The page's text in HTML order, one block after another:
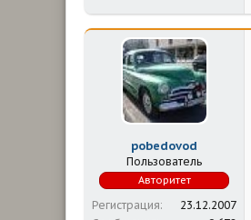
pobedovod
Пользователь
Авторитет
Регистрация
23.12.2007